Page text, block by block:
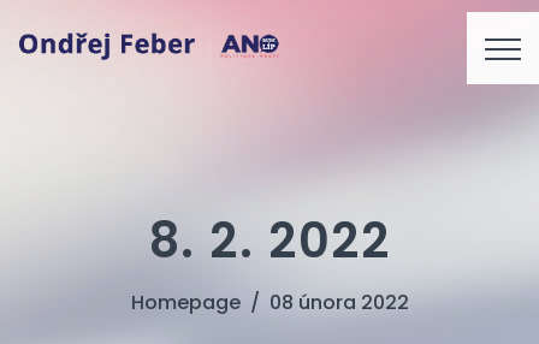
8. 2. 2022
Homepage 08 února 2022